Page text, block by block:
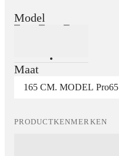
Model
Maat
165 CM. MODEL Pro65
PRODUCTKENMERKEN